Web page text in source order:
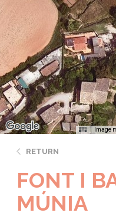
Image
RETURN
FONT I
MÚNIA